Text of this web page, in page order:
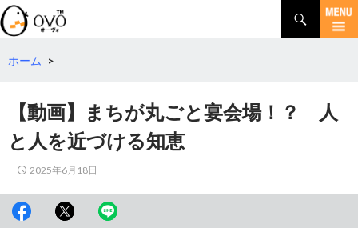
検
索
コ
テホーム >
【動画】まちが丸ごと宴会場！？ 人
と人を近づける知恵
2025年6月18日